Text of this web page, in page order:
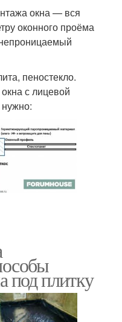
окна — вся
оконного проёма
пеностекло.
с лицевой
под плитку